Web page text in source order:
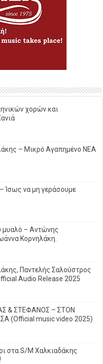
χορών και
– Μικρό Αγαπημένο NEΑ
Ίσως να μη γεράσουμε
μυαλό – Αντώνης
Κορνηλάκη.
Παντελής Σαλούστρος
Audio Release 2025
& ΣΤΕΦΑΝΟΣ – ΣΤΟΝ
(Official music video 2025)
στα S/M Χαλκιαδάκης